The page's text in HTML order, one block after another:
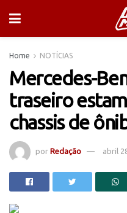
Home NOTÍCIAS
Mercedes-
traseiro
chassis de
por Redação abril